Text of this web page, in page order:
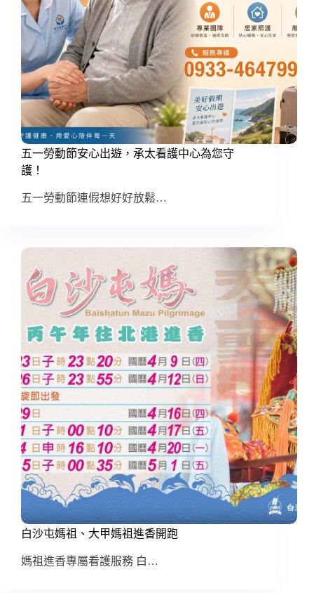
五一勞動節安心出遊，承太看護中心為您守
護！
五一勞動節連假想好好放鬆…
白沙屯媽祖、大甲媽祖進香開跑
媽祖進香專屬看護服務 白…